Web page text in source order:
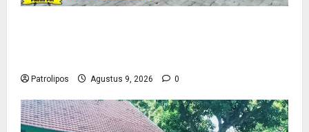
Patrolipos Agustus 9, 2026 0